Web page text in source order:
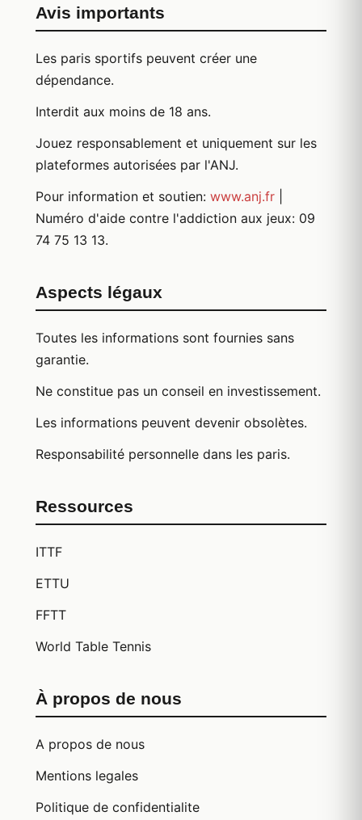
Avis importants
Les paris sportifs peuvent créer une
dépendance.
Interdit aux moins de 18 ans.
Jouez responsablement et uniquement sur les
plateformes autorisées par l'ANJ.
Pour information et soutien: www.anj.fr
Numéro d'aide contre l'addiction aux jeux: 09
74 75 13 13.
Aspects légaux
Toutes les informations sont fournies sans
garantie.
Ne constitue pas un conseil en investissement.
Les informations peuvent devenir obsolètes.
Responsabilité personnelle dans les paris.
Ressources
ITTF
ETTU
FFTT
World Table Tennis
À propos de nous
A propos de nous
Mentions legales
Politique de confidentialite